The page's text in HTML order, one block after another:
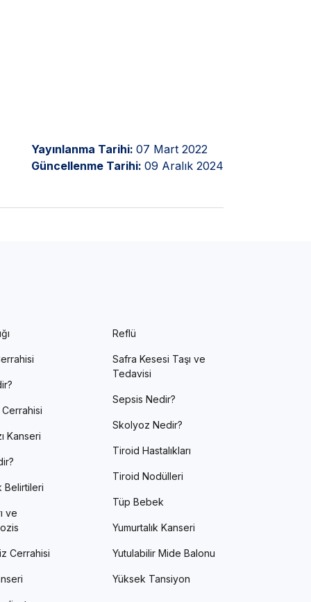
Yayınlanma Tarihi: 07 Mart 2022
Güncellenme Tarihi: 09 Aralık 2024
Kanseri
Belirtileri
ve
Cerrahisi
Reflü
Safra Kesesi Taşı ve
Tedavisi
Sepsis Nedir?
Skolyoz Nedir?
Tiroid Hastalıkları
Tiroid Nodülleri
Tüp Bebek
Yumurtalık Kanseri
Yutulabilir Mide Balonu
Yüksek Tansiyon